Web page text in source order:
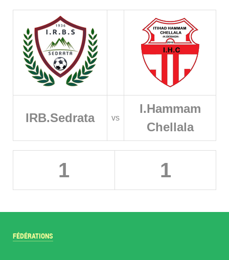
IRB.Sedrata vs
I.Hammam
Chellala
1 1
FÉDÉRATIONS